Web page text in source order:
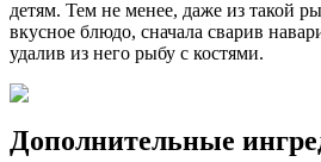
детям. Тем не менее, даже из такой
вкусное блюдо, сначала сварив
удалив из него рыбу с костями.
Дополнительные